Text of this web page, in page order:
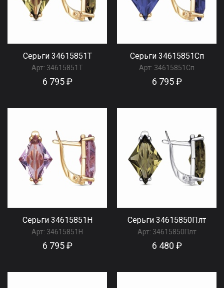
Серьги 34615851Т
Арт: 34615851Т
6 795 ₽
Серьги 34615851Сп
Арт: 34615851Сп
6 795 ₽
Серьги 34615851Н
Арт: 34615851Н
6 795 ₽
Серьги 34615850Плт
Арт: 34615850Плт
6 480 ₽